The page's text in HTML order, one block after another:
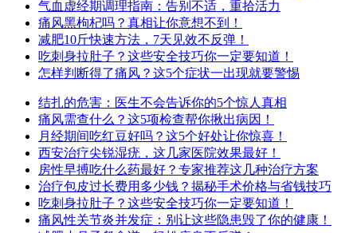
气血虚经期调理指南：告别不适，重拾活力
痛风黑枸杞吗？真相让你意想不到！
减肥10斤快速方法，7天见效不反弹！
吃刺身拉肚子？这些安全技巧你一定要知道！
怎样判断得了痛风？这5个症状一出现就要警惕
结扎的危害：医生不会告诉你的5个惊人真相
痛风需查什么？这5项检查帮你揪出病因！
月经期间吃红豆好吗？这5个好处让你惊喜！
西安治疗尖锐湿疣，这几家医院效果最好！
房性早搏吃什么药最好？专家推荐这几种治疗方案
治疗包皮过长费用多少钱？揭秘手术价格与省钱技巧
吃刺身拉肚子？这些安全技巧你一定要知道！
痛风性关节炎并发症：别让这些隐患毁了你的健康！